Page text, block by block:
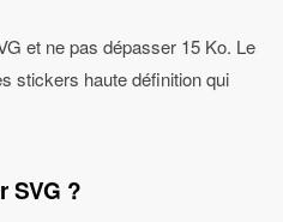
et ne pas dépasser 15 Ko. Le
stickers haute définition qui
SVG ?